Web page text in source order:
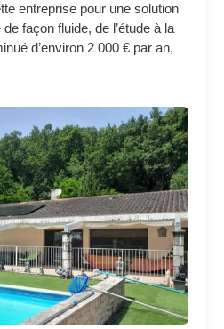
entreprise pour une solution
façon fluide, de l’étude à la
d’environ 2 000 € par an,